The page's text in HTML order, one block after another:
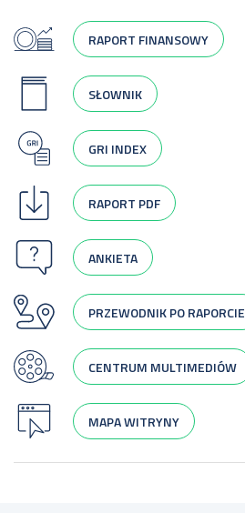
RAPORT FINANSOWY
SŁOWNIK
GRI INDEX
RAPORT PDF
ANKIETA
PRZEWODNIK PO RAPORCIE
CENTRUM MULTIMEDIÓW
MAPA WITRYNY